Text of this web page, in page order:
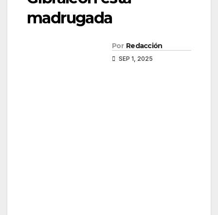
madrugada
Por Redacción
SEP 1, 2025